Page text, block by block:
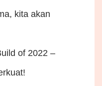
kita akan
of 2022 –